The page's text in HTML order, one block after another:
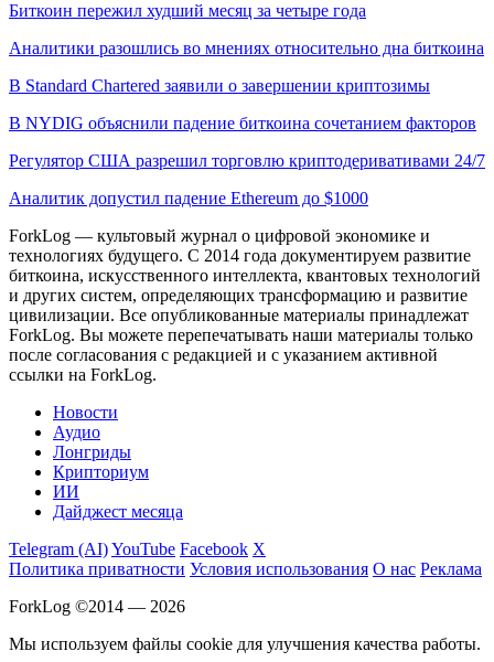
Биткоин пережил худший месяц за четыре года
Аналитики разошлись во мнениях относительно дна биткоина
В Standard Chartered заявили о завершении криптозимы
В NYDIG объяснили падение биткоина сочетанием факторов
Регулятор США разрешил торговлю криптодеривативами 24/7
Аналитик допустил падение Ethereum до $1000
ForkLog — культовый журнал о цифровой экономике и
технологиях будущего. С 2014 года документируем развитие
биткоина, искусственного интеллекта, квантовых технологий
и других систем, определяющих трансформацию и развитие
цивилизации. Все опубликованные материалы принадлежат
ForkLog. Вы можете перепечатывать наши материалы только
после согласования с редакцией и с указанием активной
ссылки на ForkLog.
Новости
Аудио
Лонгриды
Крипториум
ИИ
Дайджест месяца
Telegram (AI)YouTube Facebook X
Политика приватности Условия использования О нас Реклама
ForkLog ©2014 — 2026
Мы используем файлы cookie для улучшения качества работы.